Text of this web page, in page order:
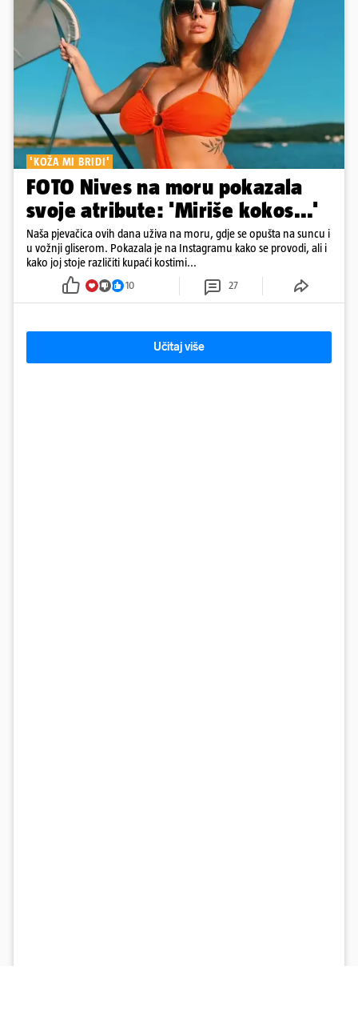
'KOŽA MI BRIDI'
FOTO Nives na moru pokazala
svoje atribute: 'Miriše kokos...'
Naša pjevačica ovih dana uživa na moru, gdje se opušta na suncu i
u vožnji gliserom. Pokazala je na Instagramu kako se provodi, ali i
kako joj stoje različiti kupaći kostimi...
10 27
Učitaj više